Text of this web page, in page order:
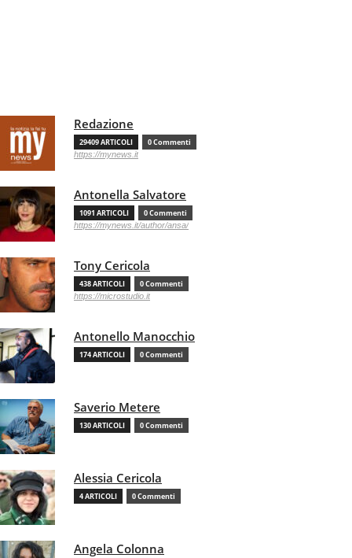
Redazione
29409 ARTICOLI 0 Commenti
https://mynews.it
Antonella Salvatore
1091 ARTICOLI 0 Commenti
https://mynews.it/author/ansa/
Tony Cericola
438 ARTICOLI 0 Commenti
https://microstudio.it
Antonello Manocchio
174 ARTICOLI 0 Commenti
Saverio Metere
130 ARTICOLI 0 Commenti
Alessia Cericola
4 ARTICOLI 0 Commenti
Angela Colonna